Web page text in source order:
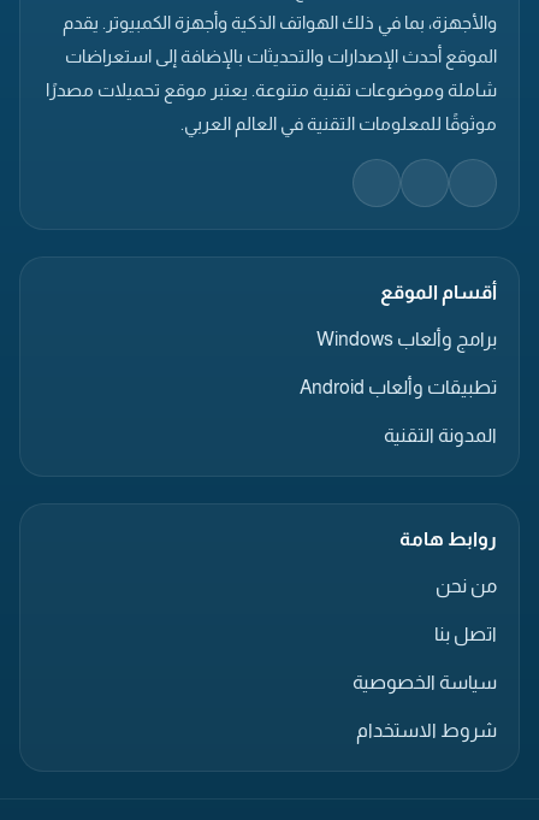
والأجهزة، بما في ذلك الهواتف الذكية وأجهزة الكمبيوتر. يقدم
الموقع أحدث الإصدارات والتحديثات بالإضافة إلى استعراضات
شاملة وموضوعات تقنية متنوعة. يعتبر موقع تحميلات مصدرًا
موثوقًا للمعلومات التقنية في العالم العربي.
أقسام الموقع
برامج وألعاب Windows
تطبيقات وألعاب Android
المدونة التقنية
روابط هامة
من نحن
اتصل بنا
سياسة الخصوصية
شروط الاستخدام